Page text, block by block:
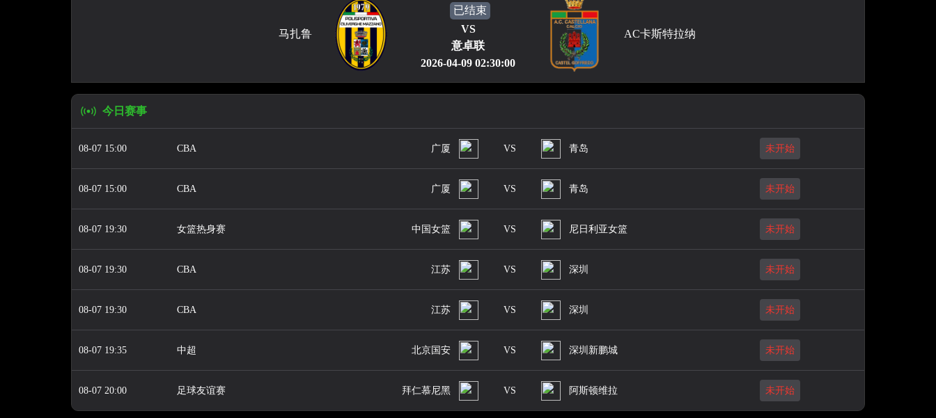
马扎鲁
已结束
VS
意卓联
2026-04-09 02:30:00
AC卡斯特拉纳
今日赛事
08-07 15:00 CBA 广厦 VS 青岛 未开始
08-07 15:00 CBA 广厦 VS 青岛 未开始
08-07 19:30 女篮热身赛 中国女篮 VS 尼日利亚女篮 未开始
08-07 19:30 CBA 江苏 VS 深圳 未开始
08-07 19:30 CBA 江苏 VS 深圳 未开始
08-07 19:35 中超 北京国安 VS 深圳新鹏城 未开始
08-07 20:00 足球友谊赛 拜仁慕尼黑 VS 阿斯顿维拉 未开始